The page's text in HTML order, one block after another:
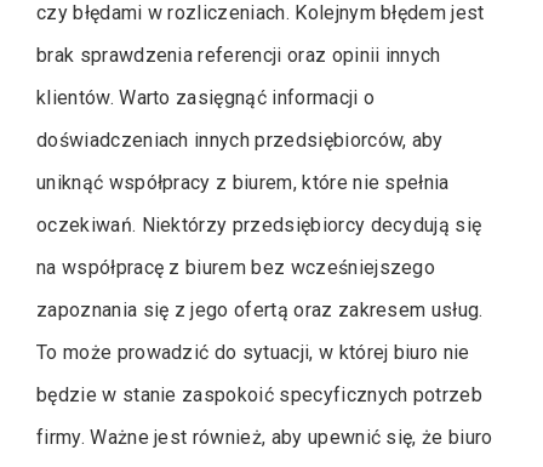
czy błędami w rozliczeniach. Kolejnym błędem jest
brak sprawdzenia referencji oraz opinii innych
klientów. Warto zasięgnąć informacji o
doświadczeniach innych przedsiębiorców, aby
uniknąć współpracy z biurem, które nie spełnia
oczekiwań. Niektórzy przedsiębiorcy decydują się
na współpracę z biurem bez wcześniejszego
zapoznania się z jego ofertą oraz zakresem usług.
To może prowadzić do sytuacji, w której biuro nie
będzie w stanie zaspokoić specyficznych potrzeb
firmy. Ważne jest również, aby upewnić się, że biuro